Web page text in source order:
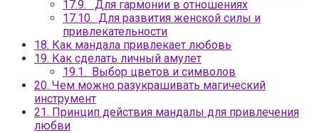
17.9. Для гармонии в отношениях
17.10. Для развития женской силы и
привлекательности
18. Как мандала привлекает любовь
19. Как сделать личный амулет
19.1. Выбор цветов и символов
20. Чем можно разукрашивать магический
инструмент
21. Принцип действия мандалы для привлечения
любви